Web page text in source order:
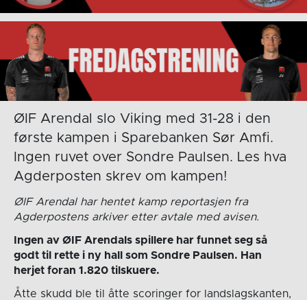
ØIF Arendal slo Viking med 31-28 i den
første kampen i Sparebanken Sør Amfi.
Ingen ruvet over Sondre Paulsen. Les hva
Agderposten skrev om kampen!
ØIF Arendal har hentet kamp reportasjen fra
Agderpostens arkiver etter avtale med avisen.
Ingen av ØIF Arendals spillere har funnet seg så
godt til rette i ny hall som Sondre Paulsen. Han
herjet foran 1.820 tilskuere.
Åtte skudd ble til åtte scoringer for landslagskanten,